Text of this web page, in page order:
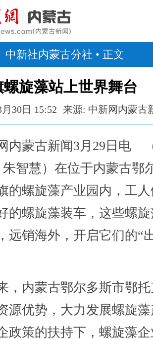
中新社内蒙古分社 • 正文
旋藻站上世界舞台
30日 15:52 来源: 中新网内蒙古
蒙古新闻3月29日电
智慧）在位于内蒙古鄂
的螺旋藻产业园内，工
的螺旋藻装车，这些螺
远销海外，开启它们的“
内蒙古鄂尔多斯市鄂托
源优势，大力发展螺旋
政策的扶持下，螺旋藻